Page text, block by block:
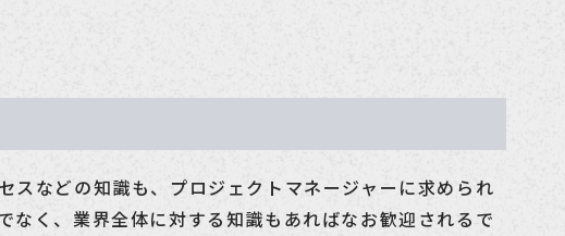
スなどの知識も、プロジェクトマネージャーに求められ
なく、業界全体に対する知識もあればなお歓迎されるで